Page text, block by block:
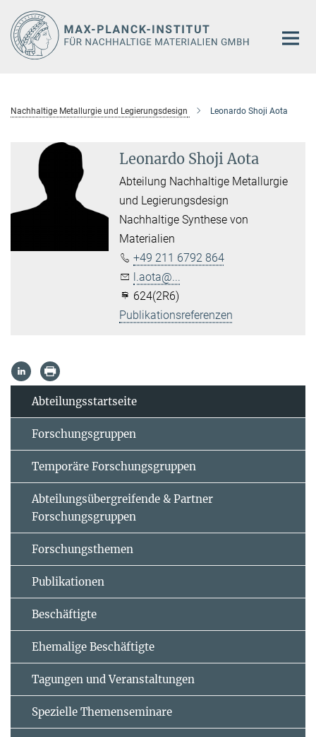
Hauptinhalt
Nachhaltige Metallurgie und Legierungsdesign Leonardo Shoji Aota
Leonardo Shoji Aota
Abteilung Nachhaltige Metallurgie
und Legierungsdesign
Nachhaltige Synthese von
Materialien
+49 211 6792 864
l.aota@...
624(2R6)
Publikationsreferenzen
Abteilungsstartseite
Forschungsgruppen
Temporäre Forschungsgruppen
Abteilungsübergreifende & Partner
Forschungsgruppen
Forschungsthemen
Publikationen
Beschäftigte
Ehemalige Beschäftigte
Tagungen und Veranstaltungen
Spezielle Themenseminare